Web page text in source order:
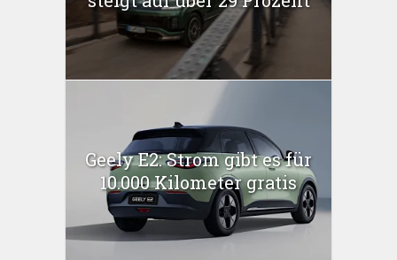
Geely E2: Strom gibt es für
10.000 Kilometer gratis